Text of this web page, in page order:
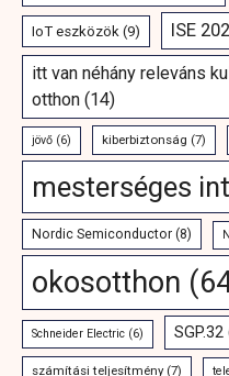
IoT eszközök (9) ISE
itt van néhány releváns
otthon (14)
jövő (6) kiberbiztonság (7)
mesterséges
Nordic Semiconductor (8)
okosotthon
Schneider Electric (6) SGP.32
számítási teljesítmény(7)